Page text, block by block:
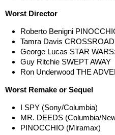
Worst Director
Roberto Benigni
Tamra Davis
George Lucas STAR
Guy Ritchie SWEPT AWAY
Ron Underwood THE
Worst Remake or Sequel
I SPY (Sony/Columbia)
MR. DEEDS (Columbia/
PINOCCHIO (Miramax)